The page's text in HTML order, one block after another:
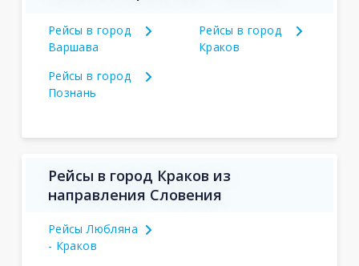
Рейсы в город
Варшава
Рейсы в город
Краков
Рейсы в город
Познань
Рейсы в город Краков из
направления Словения
Рейсы Любляна
- Краков